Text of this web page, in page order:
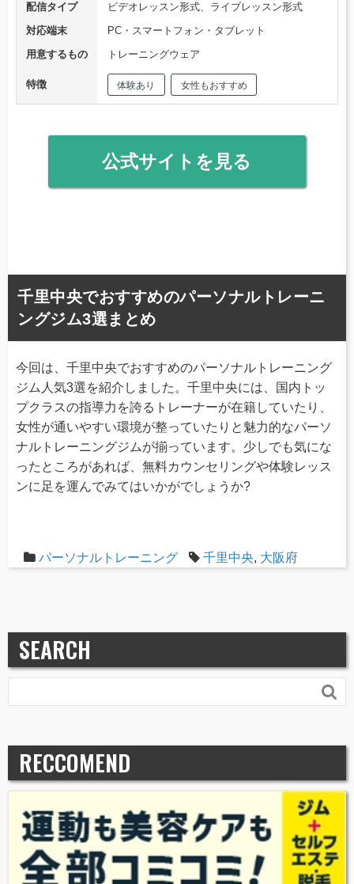
配信タイプ
ビデオレッスン形式、ライブレッスン形式
対応端末
PC・スマートフォン・タブレット
用意するもの
トレーニングウェア
特徴 体験あり 女性もおすすめ
公式サイトを見る
千里中央でおすすめのパーソナルトレーニ
ングジム3選まとめ
今回は、千里中央でおすすめのパーソナルトレーニング
ジム人気3選を紹介しました。千里中央には、国内トッ
プクラスの指導力を誇るトレーナーが在籍していたり、
女性が通いやすい環境が整っていたりと魅力的なパーソ
ナルトレーニングジムが揃っています。少しでも気にな
ったところがあれば、無料カウンセリングや体験レッス
ンに足を運んでみてはいかがでしょうか?
パーソナルトレーニング 千里中央, 大阪府
SEARCH

RECCOMEND